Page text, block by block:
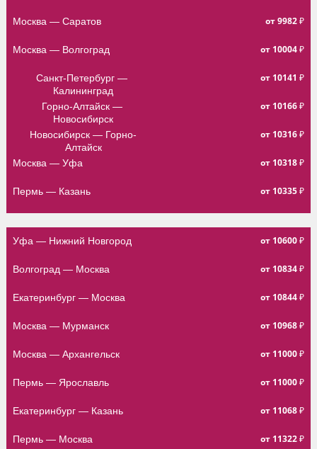
Москва — Саратов от 9982 ₽
Москва — Волгоград от 10004 ₽
Санкт-Петербург —
Калининград
от 10141 ₽
Горно-Алтайск —
Новосибирск
от 10166 ₽
Новосибирск — Горно-
Алтайск
от 10316 ₽
Москва — Уфа от 10318 ₽
Пермь — Казань от 10335 ₽
Уфа — Нижний Новгород от 10600 ₽
Волгоград — Москва от 10834 ₽
Екатеринбург — Москва от 10844 ₽
Москва — Мурманск от 10968 ₽
Москва — Архангельск от 11000 ₽
Пермь — Ярославль от 11000 ₽
Екатеринбург — Казань от 11068 ₽
Пермь — Москва от 11322 ₽